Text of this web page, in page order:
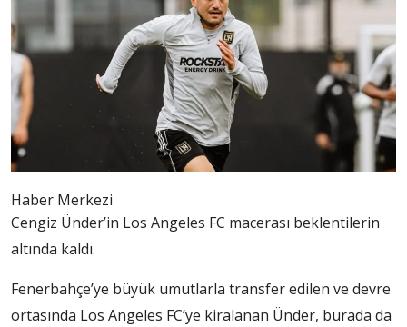
Haber Merkezi
Cengiz Ünder’in Los Angeles FC macerası beklentilerin
altında kaldı.
Fenerbahçe’ye büyük umutlarla transfer edilen ve devre
ortasında Los Angeles FC’ye kiralanan Ünder, burada da